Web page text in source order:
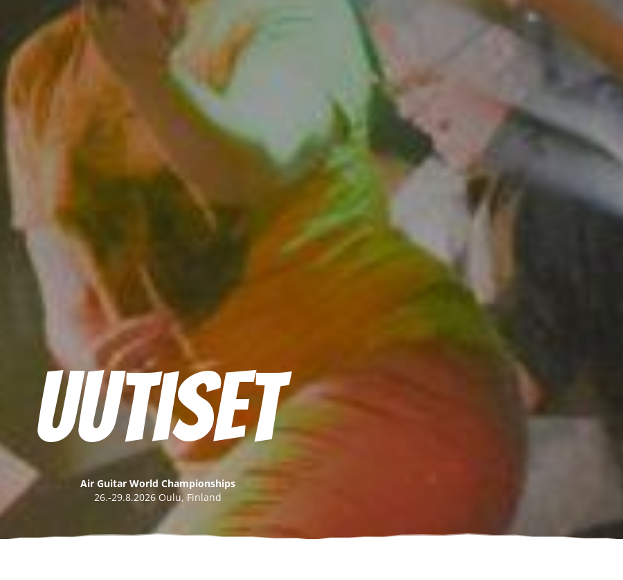
Uutiset
Air Guitar World Championships
26.-29.8.2026 Oulu, Finland